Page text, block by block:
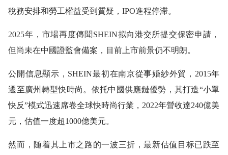
稅務安排和勞工權益受到質疑，IPO進程停滞。
2025年，市場再度傳聞SHEIN拟向港交所提交保密申請，
但尚未在中國證監會備案，目前上市前景仍不明朗。
公開信息顯示，SHEIN最初在南京從事婚紗外貿，2015年
遷至廣州轉型快時尚。依托中國供應鏈優勢，其打造“小單
快反”模式迅速席卷全球快時尚行業，2022年營收達240億美
元，估值一度超1000億美元。
然而，随着其上市之路的一波三折，最新估值目标已跌至